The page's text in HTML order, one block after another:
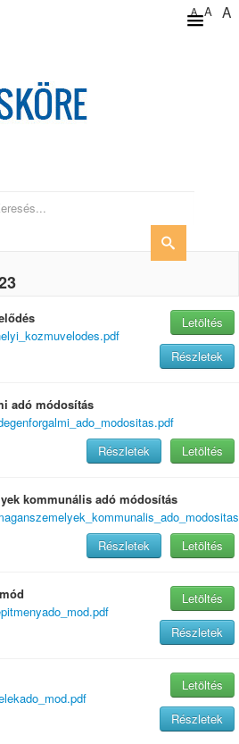
A A A
Letöltés
Részletek
adó módosítás
Letöltés
Részletek
kommunális adó módosítás
Letöltés
Részletek
Letöltés
Részletek
Letöltés
Részletek